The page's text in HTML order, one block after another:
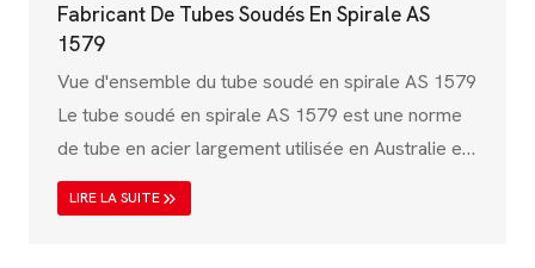
Fabricant De Tubes Soudés En Spirale AS
1579
Vue d'ensemble du tube soudé en spirale AS 1579
Le tube soudé en spirale AS 1579 est une norme
de tube en acier largement utilisée en Australie et
en Nouvelle-Zélande, principalement conçue pour
le transport de l'eau, le traitement des eaux usées
LIRE LA SUITE